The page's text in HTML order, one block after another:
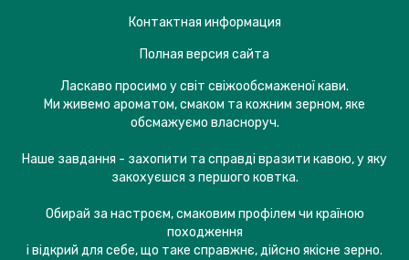
Контактная информация
Полная версия сайта
Ласкаво просимо у світ свіжообсмаженої кави.
Ми живемо ароматом, смаком та кожним зерном, яке
обсмажуємо власноруч.
Наше завдання - захопити та справді вразити кавою, у яку
закохуєшся з першого ковтка.
Обирай за настроєм, смаковим профілем чи країною
походження
і відкрий для себе, що таке справжнє, дійсно якісне зерно.